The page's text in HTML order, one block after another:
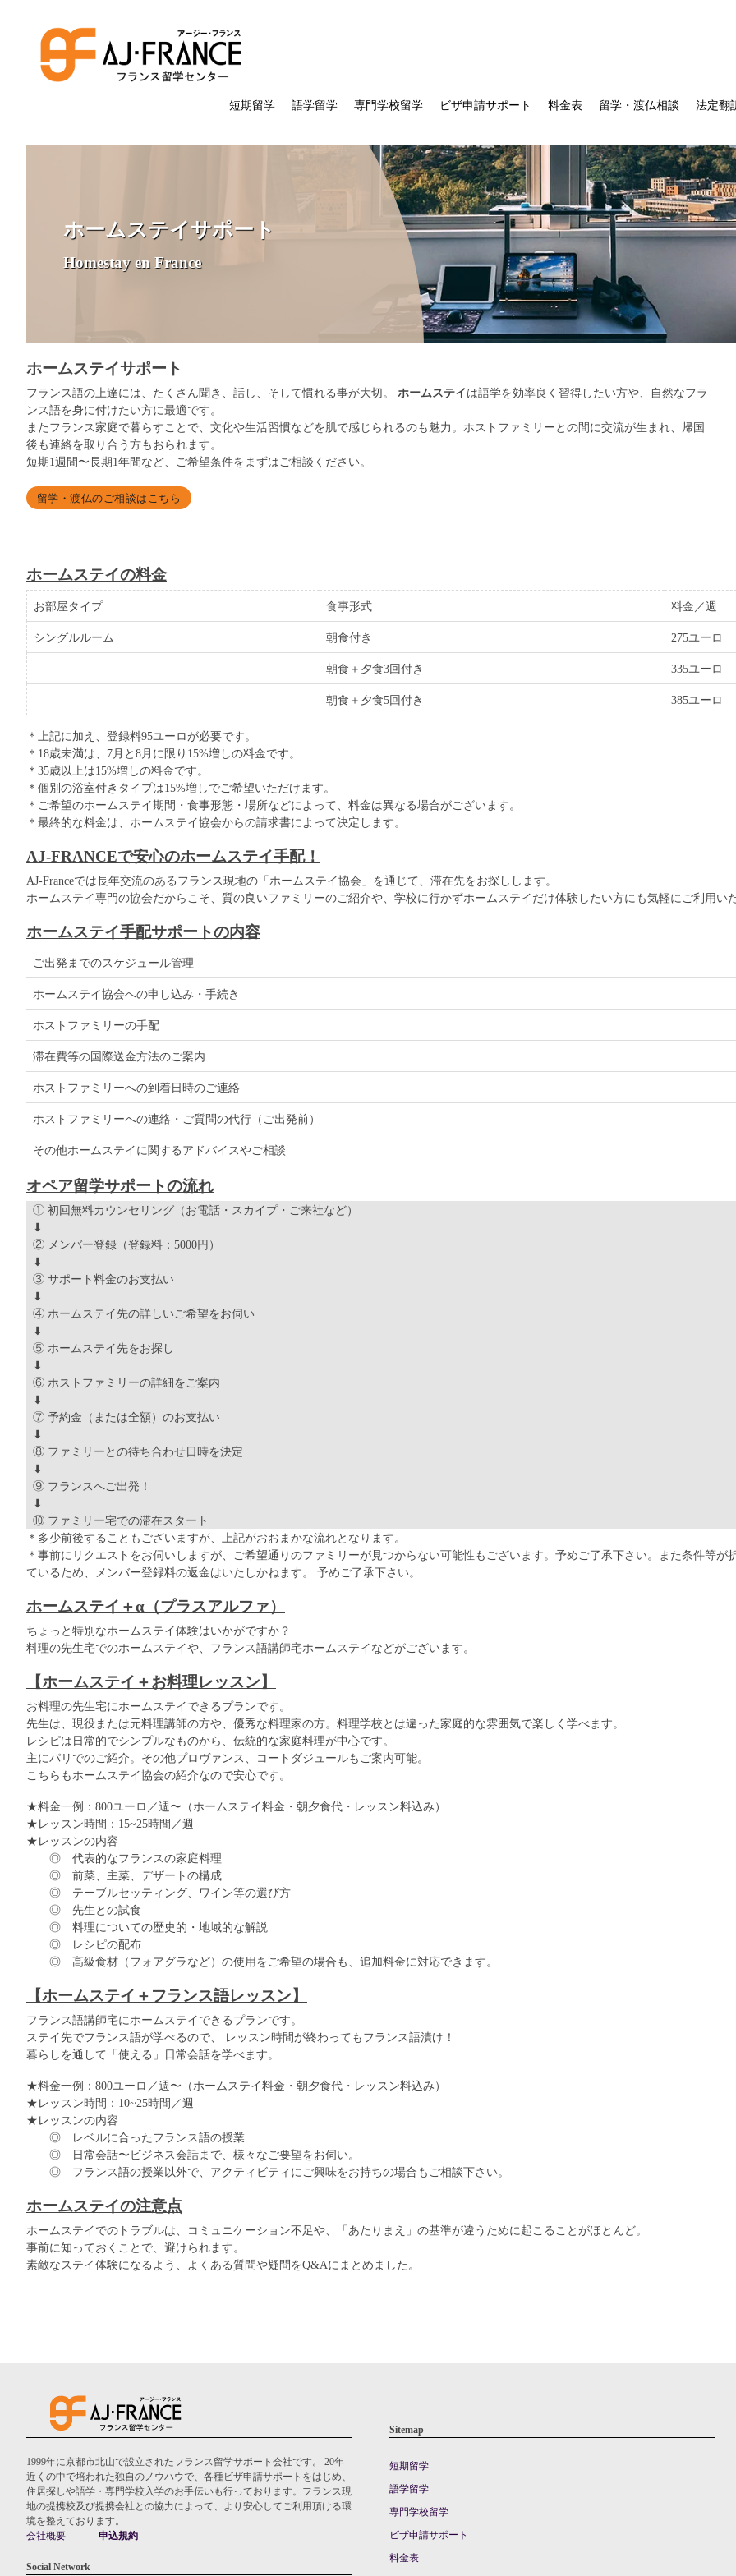
短期留学 語学留学 専門学校留学 ビザ申請サポート 料金表 留学・渡仏相談 法定翻
ホームステイサポート
Homestay en France
ホームステイサポート
フランス語の上達には、たくさん聞き、話し、そして慣れる事が大切。 ホームステイ は語学を効率良く習得したい方や、自然なフラ
ンス語を身に付けたい方に最適です。
またフランス家庭で暮らすことで、文化や生活習慣などを肌で感じられるのも魅力。ホストファミリーとの間に交流が生まれ、帰国
後も連絡を取り合う方もおられます。
短期1週間〜長期1年間など、ご希望条件をまずはご相談ください。
留学・渡仏のご相談はこちら
ホームステイの料金
お部屋タイプ 食事形式 料金／週
シングルルーム 朝食付き 275ユーロ
朝食＋夕食3回付き 335ユーロ
朝食＋夕食5回付き 385ユーロ
＊上記に加え、登録料95ユーロが必要です。
＊18歳未満は、7月と8月に限り15%増しの料金です。
＊35歳以上は15%増しの料金です。
＊個別の浴室付きタイプは15%増しでご希望いただけます。
＊ご希望のホームステイ期間・食事形態・場所などによって、料金は異なる場合がございます。
＊最終的な料金は、ホームステイ協会からの請求書によって決定します。
AJ-FRANCEで安心のホームステイ手配！
AJ-Franceでは長年交流のあるフランス現地の「ホームステイ協会」を通じて、滞在先をお探しします。
ホームステイ専門の協会だからこそ、質の良いファミリーのご紹介や、学校に行かずホームステイだけ体験したい方にも気軽にご利用い
ホームステイ手配サポートの内容
ご出発までのスケジュール管理
ホームステイ協会への申し込み・手続き
ホストファミリーの手配
滞在費等の国際送金方法のご案内
ホストファミリーへの到着日時のご連絡
ホストファミリーへの連絡・ご質問の代行（ご出発前）
その他ホームステイに関するアドバイスやご相談
オペア留学サポートの流れ
① 初回無料カウンセリング（お電話・スカイプ・ご来社など）
⬇︎
② メンバー登録（登録料：5000円）
⬇︎
③ サポート料金のお支払い
⬇︎
④ ホームステイ先の詳しいご希望をお伺い
⬇︎
⑤ ホームステイ先をお探し
⬇︎
⑥ ホストファミリーの詳細をご案内
⬇︎
⑦ 予約金（または全額）のお支払い
⬇︎
⑧ ファミリーとの待ち合わせ日時を決定
⬇︎
⑨ フランスへご出発！
⬇︎
⑩ ファミリー宅での滞在スタート
＊多少前後することもございますが、上記がおおまかな流れとなります。
＊事前にリクエストをお伺いしますが、ご希望通りのファミリーが見つからない可能性もございます。予めご了承下さい。また条件等が
ているため、メンバー登録料の返金はいたしかねます。 予めご了承下さい。
ホームステイ＋α（プラスアルファ）
ちょっと特別なホームステイ体験はいかがですか？
料理の先生宅でのホームステイや、フランス語講師宅ホームステイなどがございます。
【ホームステイ＋お料理レッスン】
お料理の先生宅にホームステイできるプランです。
先生は、現役または元料理講師の方や、優秀な料理家の方。料理学校とは違った家庭的な雰囲気で楽しく学べます。
レシピは日常的でシンプルなものから、伝統的な家庭料理が中心です。
主にパリでのご紹介。その他プロヴァンス、コートダジュールもご案内可能。
こちらもホームステイ協会の紹介なので安心です。
★料金一例：800ユーロ／週〜（ホームステイ料金・朝夕食代・レッスン料込み）
★レッスン時間：15~25時間／週
★レッスンの内容
◎ 代表的なフランスの家庭料理
◎ 前菜、主菜、デザートの構成
◎ テーブルセッティング、ワイン等の選び方
◎ 先生との試食
◎ 料理についての歴史的・地域的な解説
◎ レシピの配布
◎ 高級食材（フォアグラなど）の使用をご希望の場合も、追加料金に対応できます。
【ホームステイ＋フランス語レッスン】
フランス語講師宅にホームステイできるプランです。
ステイ先でフランス語が学べるので、 レッスン時間が終わってもフランス語漬け！
暮らしを通して「使える」日常会話を学べます。
★料金一例：800ユーロ／週〜（ホームステイ料金・朝夕食代・レッスン料込み）
★レッスン時間：10~25時間／週
★レッスンの内容
◎ レベルに合ったフランス語の授業
◎ 日常会話〜ビジネス会話まで、様々なご要望をお伺い。
◎ フランス語の授業以外で、アクティビティにご興味をお持ちの場合もご相談下さい。
ホームステイの注意点
ホームステイでのトラブルは、コミュニケーション不足や、「あたりまえ」の基準が違うために起こることがほとんど。
事前に知っておくことで、避けられます。
素敵なステイ体験になるよう、よくある質問や疑問をQ&Aにまとめました。
1999年に京都市北山で設立されたフランス留学サポート会社です。 20年
近くの中で培われた独自のノウハウで、各種ビザ申請サポートをはじめ、
住居探しや語学・専門学校入学のお手伝いも行っております。フランス現
地の提携校及び提携会社との協力によって、より安心してご利用頂ける環
境を整えております。
会社概要
申込規約
Social Network
Sitemap
短期留学
語学留学
専門学校留学
ビザ申請サポート
料金表